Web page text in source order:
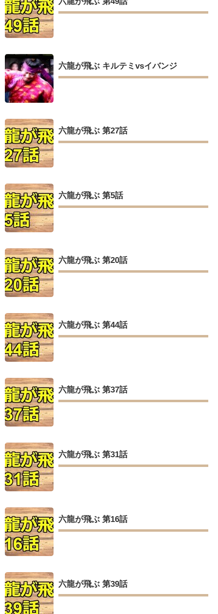
六龍が飛ぶ キルテミvsイバンジ
六龍が飛ぶ 第27話
六龍が飛ぶ 第5話
六龍が飛ぶ 第20話
六龍が飛ぶ 第44話
六龍が飛ぶ 第37話
六龍が飛ぶ 第31話
六龍が飛ぶ 第16話
六龍が飛ぶ 第39話